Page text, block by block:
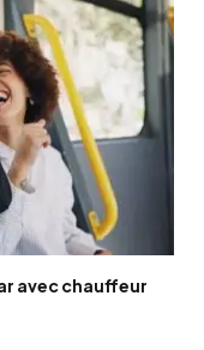
avec chauffeur